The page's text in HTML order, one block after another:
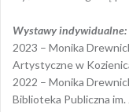
Wystawy indywidualne:
2023 – Monika
Artystyczne w
2022 – Monika
Biblioteka Publiczna im.